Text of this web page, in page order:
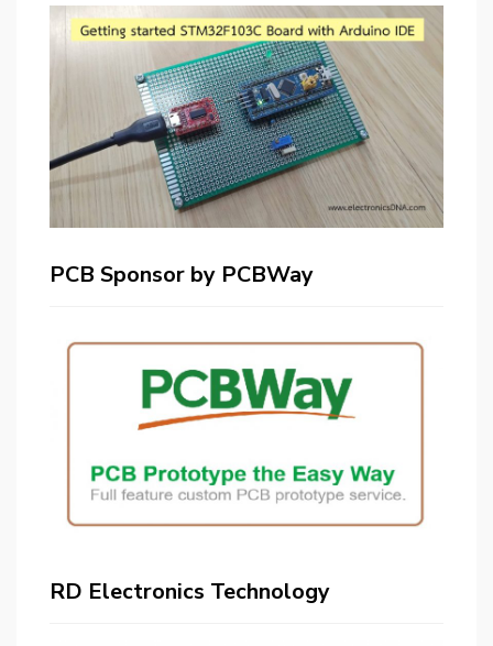
PCB Sponsor by PCBWay
RD Electronics Technology